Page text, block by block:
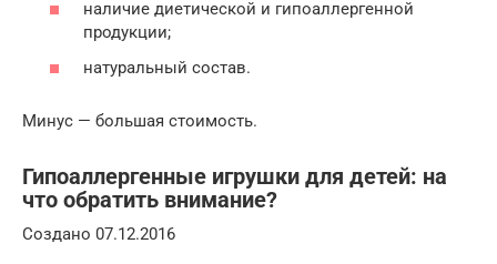
наличие диетической и гипоаллергенной
продукции;
натуральный состав.
Минус — большая стоимость.
Гипоаллергенные игрушки для детей: на
что обратить внимание?
Создано 07.12.2016